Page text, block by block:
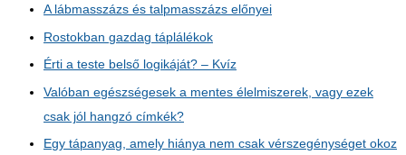
A lábmasszázs és talpmasszázs előnyei
Rostokban gazdag táplálékok
Érti a teste belső logikáját? – Kvíz
Valóban egészségesek a mentes élelmiszerek, vagy ezek
csak jól hangzó címkék?
Egy tápanyag, amely hiánya nem csak vérszegénységet okoz